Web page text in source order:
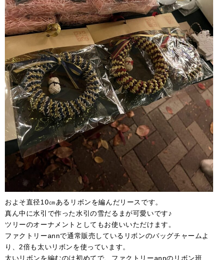
およそ直径10㎝あるリボンを編んだリースです。
真ん中に水引で作った水引の雪だるまが可愛いです♪
ツリーのオーナメントとしてもお使いいただけます。
ファクトリーannで通常販売しているリボンのバッグチャームよ
り、2倍も太いリボンを使っています。
太いリボンを編むのは初めてで、ファクトリーannのリボン班